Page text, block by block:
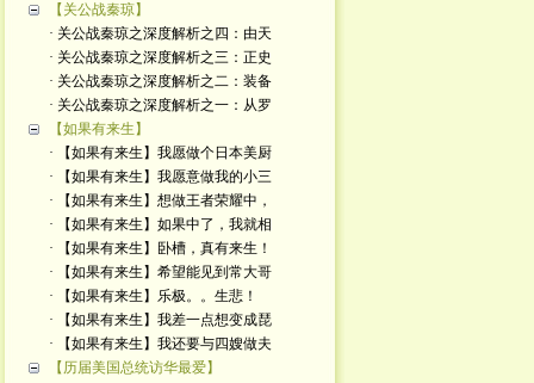
【关公战秦琼】
· 关公战秦琼之深度解析之四：由天
· 关公战秦琼之深度解析之三：正史
· 关公战秦琼之深度解析之二：装备
· 关公战秦琼之深度解析之一：从罗
【如果有来生】
· 【如果有来生】我愿做个日本美厨
· 【如果有来生】我愿意做我的小三
· 【如果有来生】想做王者荣耀中，
· 【如果有来生】如果中了，我就相
· 【如果有来生】卧槽，真有来生！
· 【如果有来生】希望能见到常大哥
· 【如果有来生】乐极。。生悲！
· 【如果有来生】我差一点想变成琵
· 【如果有来生】我还要与四嫂做夫
【历届美国总统访华最爱】